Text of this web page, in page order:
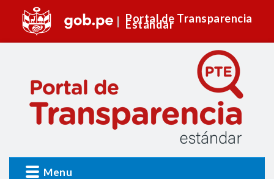
Portal de Transparencia
Estándar
Menu